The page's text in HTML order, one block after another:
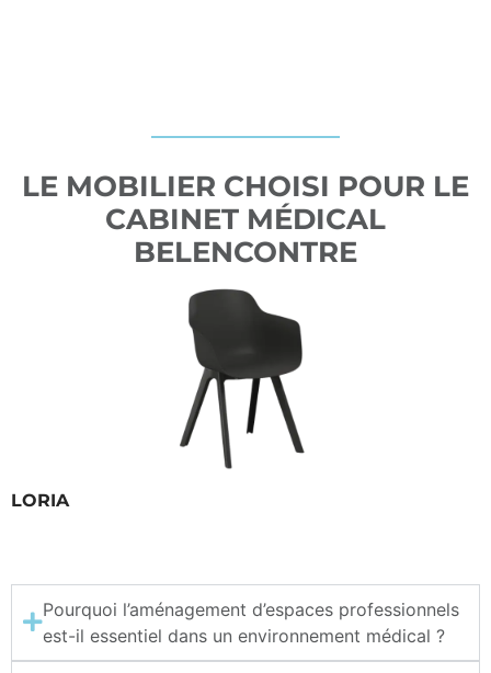
LE MOBILIER CHOISI POUR LE
CABINET MÉDICAL
BELENCONTRE
LORIA
Pourquoi l’aménagement d’espaces professionnels
est-il essentiel dans un environnement médical ?